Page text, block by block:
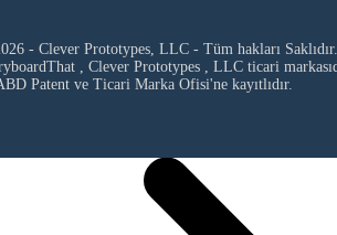
- Clever Prototypes, LLC - Tüm hakları Saklıdır.
, Clever Prototypes , LLCticari
Patent ve Ticari Marka Ofisi'ne kayıtlıdır.